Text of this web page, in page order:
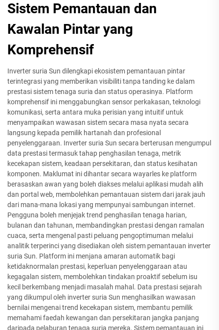
Sistem Pemantauan dan
Kawalan Pintar yang
Komprehensif
Inverter suria Sun dilengkapi ekosistem pemantauan pintar
terintegrasi yang memberikan visibiliti tanpa tanding ke dalam
prestasi sistem tenaga suria dan status operasinya. Platform
komprehensif ini menggabungkan sensor perkakasan, teknologi
komunikasi, serta antara muka perisian yang intuitif untuk
menyampaikan wawasan sistem secara masa nyata secara
langsung kepada pemilik hartanah dan profesional
penyelenggaraan. Inverter suria Sun secara berterusan mengumpul
data prestasi termasuk tahap penghasilan tenaga, metrik
kecekapan sistem, keadaan persekitaran, dan status kesihatan
komponen. Maklumat ini dihantar secara wayarles ke platform
berasaskan awan yang boleh diakses melalui aplikasi mudah alih
dan portal web, membolehkan pemantauan sistem dari jarak jauh
dari mana-mana lokasi yang mempunyai sambungan internet.
Pengguna boleh menjejak trend penghasilan tenaga harian,
bulanan dan tahunan, membandingkan prestasi dengan ramalan
cuaca, serta mengenal pasti peluang pengoptimuman melalui
analitik terperinci yang disediakan oleh sistem pemantauan inverter
suria Sun. Platform ini menjana amaran automatik bagi
ketidaknormalan prestasi, keperluan penyelenggaraan atau
kegagalan sistem, membolehkan tindakan proaktif sebelum isu
kecil berkembang menjadi masalah mahal. Data prestasi sejarah
yang dikumpul oleh inverter suria Sun menghasilkan wawasan
bernilai mengenai trend kecekapan sistem, membantu pemilik
memahami faedah kewangan dan persekitaran jangka panjang
daripada pelaburan tenaga suria mereka. Sistem pemantauan ini